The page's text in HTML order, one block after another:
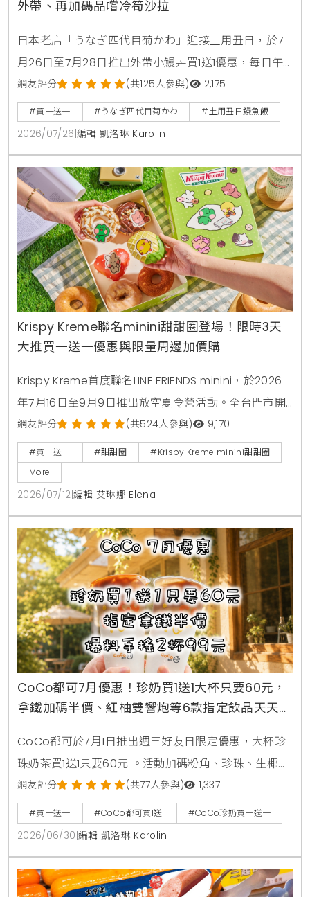
外帶、再加碼品嚐冷筍沙拉
日本老店「うなぎ四代目菊かわ」迎接土用丑日，於7
月26日至7月28日推出外帶小鰻丼買1送1優惠，每日午
晚餐各限量15組。即日起至8月31日同步開賣「夏鰻雙
饗宴」特價2450元與全新單品冷筍沙拉，提供最道地
的日本夏日食補饗宴。
網友評分 (共125人參與) 2,175
#買一送一 #うなぎ四代目菊かわ #土用丑日鰻魚飯
2026/07/26 編輯 凱洛琳 Karolin
Krispy Kreme聯名minini甜甜圈登場！限時3天
大推買一送一優惠與限量周邊加價購
Krispy Kreme首度聯名LINE FRIENDS minini，於2026
年7月16日至9月9日推出放空夏令營活動。全台門市開
賣4款角色甜甜圈，包含草莓甜心、玉米拿鐵、焦糖牛
奶與柑橘可可，並同步推出加價購貼紙包、迷你提袋與
盲盒公仔。7月16日至7月18日期間更祭出LINE好友憑券
買minini禮盒送原味糖霜甜甜圈盒的買一送一限時優
惠。
網友評分 (共524人參與) 9,170
#買一送一 #甜甜圈
#Krispy Kreme minini甜甜圈
More
2026/07/12 編輯 艾琳娜 Elena
CoCo都可7月優惠！珍奶買1送1大杯只要60元，
拿鐵加碼半價、紅柚雙響炮等6款指定飲品天天2
杯99元
CoCo都可於7月1日推出週三好友日限定優惠，大杯珍
珠奶茶買1送1只要60元 。活動加碼粉角、珍珠、生椰職
人拿鐵同價位買1送1 。同步推出暑來寶2杯99元好康，
新增紅柚雙響炮與紅柚香檸美式等6款指定飲品任選 。
網友評分 (共77人參與) 1,337
#買一送一 #CoCo都可買1送1 #CoCo珍奶買一送一
2026/06/30 編輯 凱洛琳 Karolin